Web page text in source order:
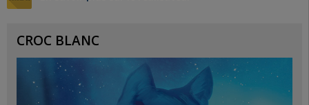
CROC BLANC